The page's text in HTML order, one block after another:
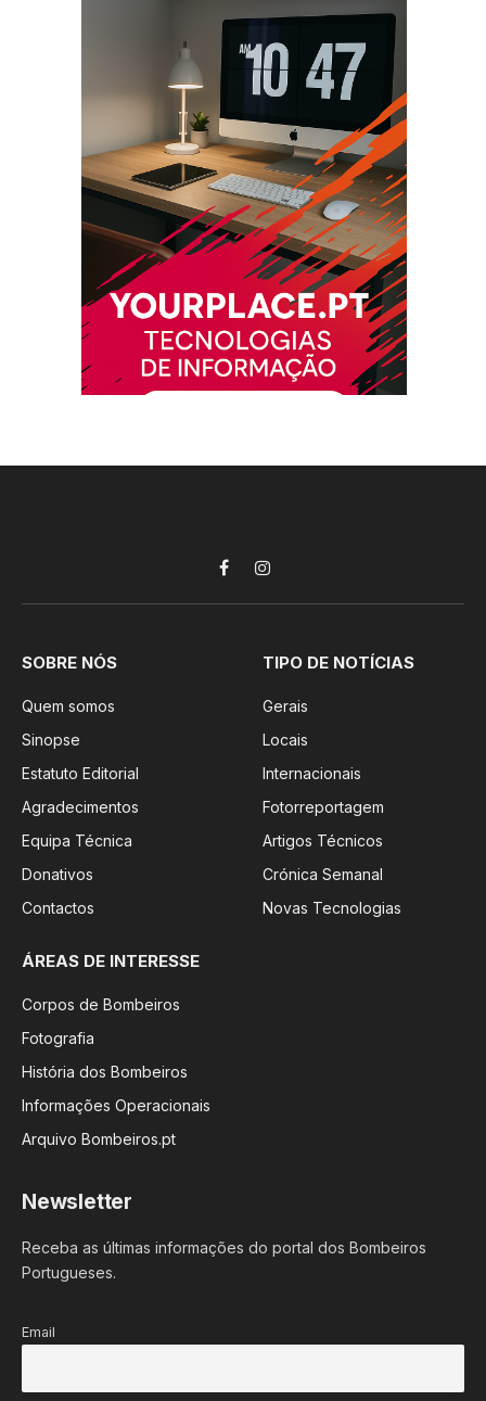
FacebookInstagram
SOBRE NÓS
Quem somos
Sinopse
Estatuto Editorial
Agradecimentos
Equipa Técnica
Donativos
Contactos
TIPO DE NOTÍCIAS
Gerais
Locais
Internacionais
Fotorreportagem
Artigos Técnicos
Crónica Semanal
Novas Tecnologias
ÁREAS DE INTERESSE
Corpos de Bombeiros
Fotografia
História dos Bombeiros
Informações Operacionais
Arquivo Bombeiros.pt
Newsletter
Receba as últimas informações do portal dos Bombeiros
Portugueses.
Email